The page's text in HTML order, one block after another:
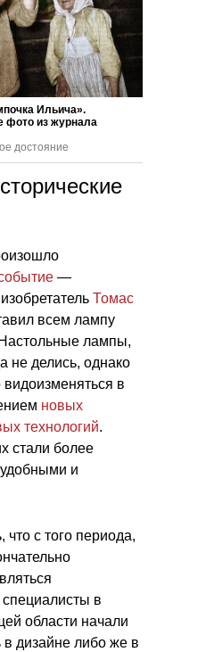
Ильича».
фото из журнала
достояние
—
Томас
всем лампу
лампы,
не делись, однако
видоизменяться в
новых
технологий.
стали более
и
что с того периода,
в
области начали
в дизайне либо же в